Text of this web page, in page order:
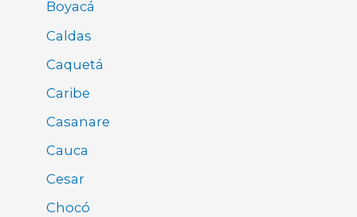
Boyacá
Caldas
Caquetá
Caribe
Casanare
Cauca
Cesar
Chocó